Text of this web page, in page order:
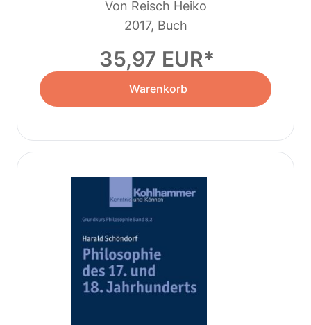
Von Reisch Heiko
2017, Buch
35,97 EUR
Warenkorb